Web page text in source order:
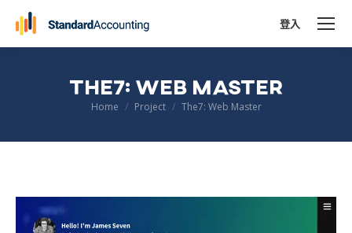
登入
THE7: WEB MASTER
You are here:
Home Project The7: Web Master